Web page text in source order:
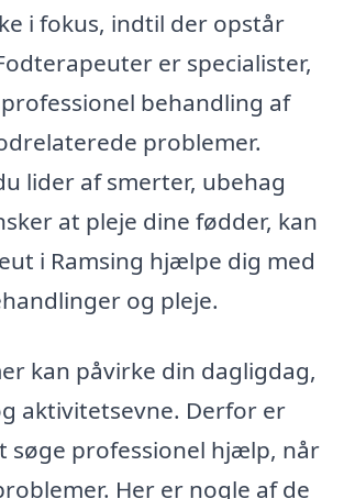
i fokus, indtil der opstår
er specialister,
behandling af
problemer.
lider af smerter, ubehag
at pleje dine fødder, kan
i Ramsing hjælpe dig med
og pleje.
kan påvirke din dagligdag,
aktivitetsevne. Derfor er
søge professionel hjælp, når
Her er nogle af de